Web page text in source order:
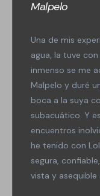
Malpelo
Una de mis
agua, la tuve
inmenso se me
Malpelo y duré
boca a la suya
subacuático. Y
encuentros
he tenido con
segura,
vista y